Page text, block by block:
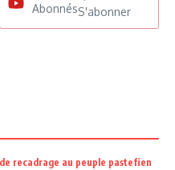
AbonnésS'abonner
recadrage au peuple pastefien